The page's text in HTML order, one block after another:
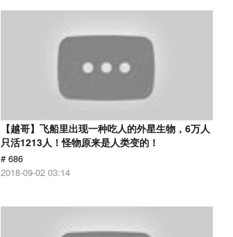
【越哥】飞船里出现一种吃人的外星生物，6万人
只活1213人！怪物原来是人类变的！
# 686
2018-09-02 03:14